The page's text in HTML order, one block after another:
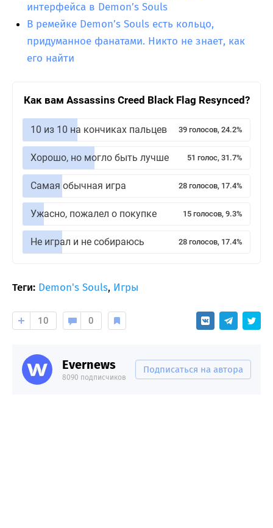
интерфейса в Demon’s Souls
В ремейке Demon’s Souls есть кольцо,
придуманное фанатами. Никто не знает, как
его найти
Как вам Assassins Creed Black Flag Resynced?
10 из 10 на кончиках пальцев 39 голосов, 24.2%
Хорошо, но могло быть лучше 51 голос, 31.7%
Самая обычная игра 28 голосов, 17.4%
Ужасно, пожалел о покупке 15 голосов, 9.3%
Не играл и не собираюсь 28 голосов, 17.4%
Теги: Demon's Souls, Игры
10 0
Evernews
8090 подписчиков
Подписаться на автора